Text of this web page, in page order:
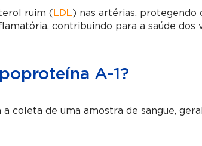
ruim ( LDL) nas artérias, protegendo
contribuindo para a saúde dos
A-1?
coleta de uma amostra de sangue,